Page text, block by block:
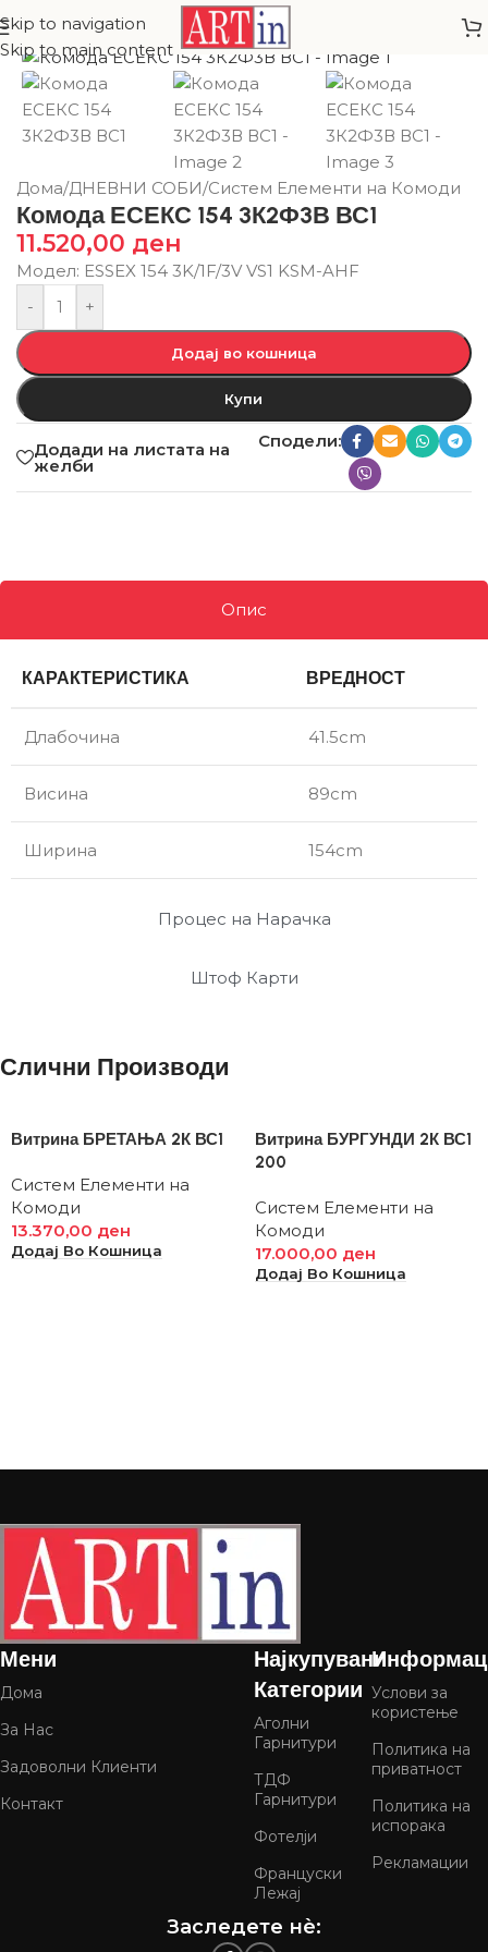
Skip to navigation
Skip to main content
Дома/ДНЕВНИ СОБИ/Систем Елементи на Комоди
Комода ЕСЕКС 154 3К2Ф3В ВС1
11.520,00 ден
Модел: ESSEX 154 3K/1F/3V VS1 KSM-AHF
-
+
Додај во кошница
Купи
Додади на листата на
желби
Сподели:
Опис
Процес на Нарачка
Штоф Карти
КАРАКТЕРИСТИКА ВРЕДНОСТ
Длабочина 41.5cm
Висина 89cm
Ширина 154cm
Слични Производи
Витрина БРЕТАЊА 2К ВС1
Систем Елементи на
Комоди
13.370,00 ден
Додај Во Кошница
Витрина БУРГУНДИ 2К ВС1
200
Систем Елементи на
Комоди
17.000,00 ден
Додај Во Кошница
Мени
Дома
За Нас
Задоволни Клиенти
Контакт
Најкупувани
Категории
Аголни
Гарнитури
ТДФ
Гарнитури
Фотелји
Француски
Лежај
Услови за
користење
Политика на
приватност
Политика на
испорака
Рекламации
Заследете нѐ: